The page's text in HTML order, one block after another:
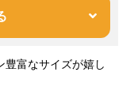
豊富なサイズが嬉し